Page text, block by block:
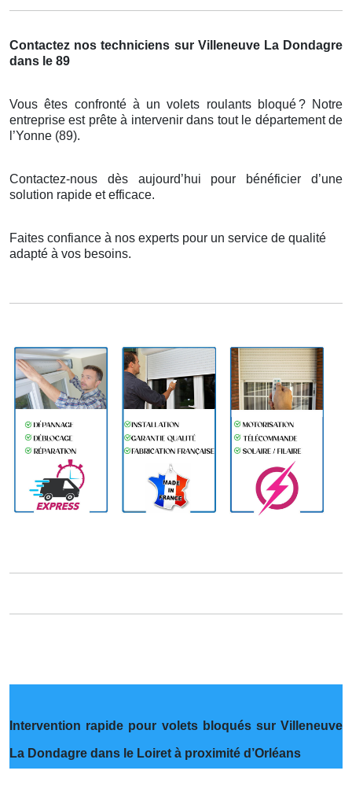
Contactez nos techniciens sur Villeneuve La Dondagre
dans le 89
Vous êtes confronté à un volets roulants bloqué? Notre
entreprise est prêteà intervenir dans tout le département de
’Yonne (89).
Contactez-nous dès aujourd’hui pour bénéficier d’une
solution rapide et efficace.
Faites confiance à nos experts pour un service de qualité
adapté à vos besoins.
Intervention rapide pour volets bloqués sur Villeneuve
La Dondagre dans le Loiret à proximité d’Orléans